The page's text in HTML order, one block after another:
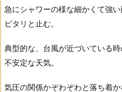
急にシャワーの様な細かくて強い
ピタリと止む。
典型的な、台風が近づいている時
不安定な天気。
気圧の関係かぞわぞわと落ち着か